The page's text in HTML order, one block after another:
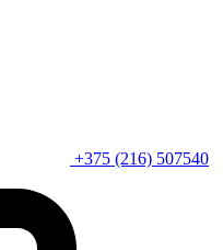
+375 (216) 507540